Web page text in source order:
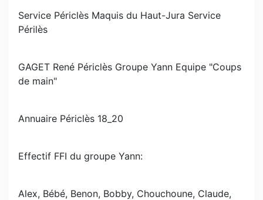
Service Périclès Maquis du Haut-Jura Service
Périlès
GAGET René Périclès Groupe Yann Equipe "Coups
de main"
Annuaire Périclès 18_20
Effectif FFI du groupe Yann:
Alex, Bébé, Benon, Bobby, Chouchoune, Claude,